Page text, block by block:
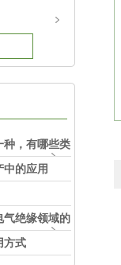
种，有哪些类
的应用
气绝缘领域的
方式